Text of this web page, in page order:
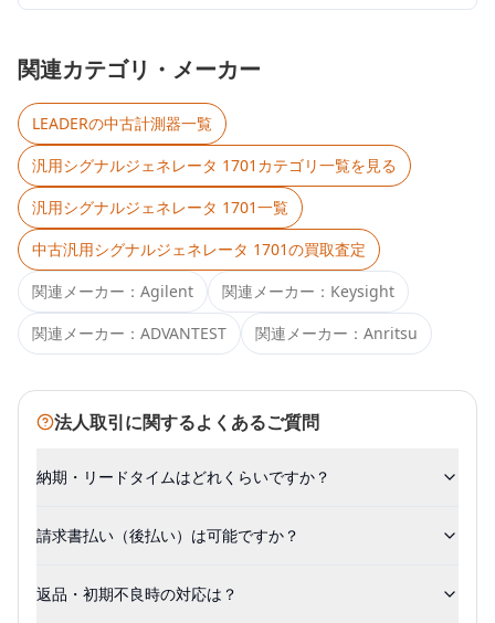
関連カテゴリ・メーカー
LEADERの中古計測器一覧
汎用シグナルジェネレータ 1701 カテゴリ一覧を見る
汎用シグナルジェネレータ 1701一覧
中古汎用シグナルジェネレータ 1701の買取査定
関連メーカー： Agilent 関連メーカー： Keysight
関連メーカー： ADVANTEST 関連メーカー： Anritsu
法人取引に関するよくあるご質問
納期・リードタイムはどれくらいですか？
請求書払い（後払い）は可能ですか？
返品・初期不良時の対応は？